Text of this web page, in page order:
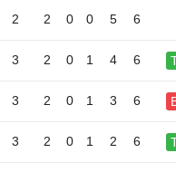
2 2 0 0 5 6
3 2 0 1 4 6
3 2 0 1 3 6
3 2 0 1 2 6